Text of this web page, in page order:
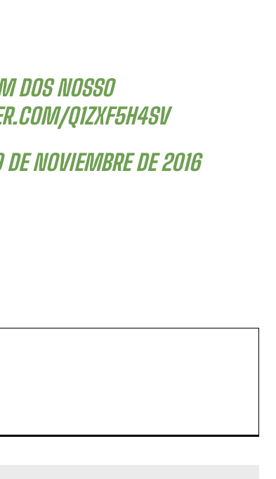
DOS NOSSO
Q1ZXF5H4SV
NOVIEMBRE DE 2016